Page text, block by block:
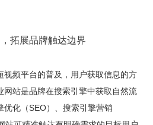
拓展品牌触达边界
视频平台的普及，用户获取信息的方
网站是品牌在搜索引擎中获取自然流
化（SEO）、搜索引擎营销